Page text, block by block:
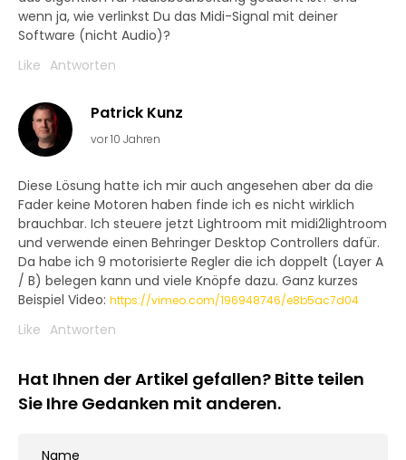
wenn ja, wie verlinkst Du das Midi-Signal mit deiner
Software (nicht Audio)?
Like Antworten
Patrick Kunz
vor 10 Jahren
Diese Lösung hatte ich mir auch angesehen aber da die
Fader keine Motoren haben finde ich es nicht wirklich
brauchbar. Ich steuere jetzt Lightroom mit midi2lightroom
und verwende einen Behringer Desktop Controllers dafür.
Da habe ich 9 motorisierte Regler die ich doppelt (Layer A
/ B) belegen kann und viele Knöpfe dazu. Ganz kurzes
Beispiel Video: https://vimeo.com/196948746/e8b5ac7d04
Like Antworten
Hat Ihnen der Artikel gefallen? Bitte teilen
Sie Ihre Gedanken mit anderen.